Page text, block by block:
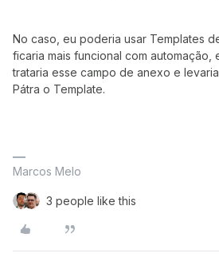
No caso, eu poderia usar Templates
ficaria mais funcional com automação,
trataria esse campo de anexo e
Pátra o Template.
Marcos Melo
3 people like this